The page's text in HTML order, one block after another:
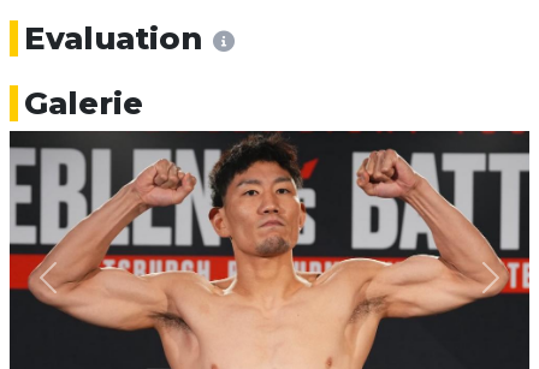
Evaluation
Galerie
Previous Next